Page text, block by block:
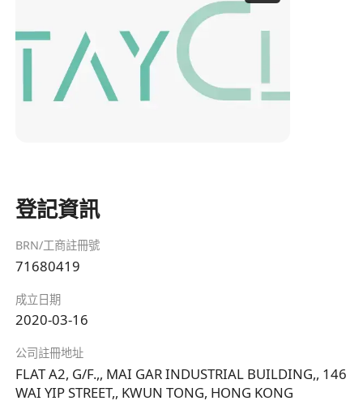
登記資訊
BRN/工商註冊號
71680419
成立日期
2020-03-16
公司註冊地址
FLAT A2, G/F.,, MAI GAR INDUSTRIAL BUILDING,, 146
WAI YIP STREET,, KWUN TONG, HONG KONG